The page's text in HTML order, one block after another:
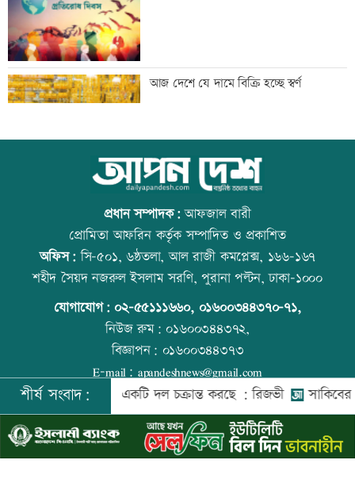
৬ জেলায় বজ্রসহ বৃষ্টির আভাস, নদীবন্দরে
সতর্কতা
অবশেষে দেশের বাহিরে টেস্ট জিতল পাকিস্তান
সাকিবের বাড়িতে হামলার পর অতিরিক্ত
পুলিশ মোতায়েন
আজ থেকে জুলাই স্মৃতি জাদুঘর সবার জন্য
উন্মুক্ত
পুড়ে যাওয়া এলএনজি টার্মিনাল চালু, গ্যাস
আজ দেশে যে দামে বিক্রি হচ্ছে স্বর্ণ
আজ বিশ্ব বন্ধু দিবস
প্রতিমন্ত্রীকে ঘিরে ভাইরাল ভিডিওতে ছবি
জুড়ে অপপ্রচার: এলিন
বিশ্ব মাতৃদুগ্ধ দিবস আজ
কোরআন-হাদিসে নামাজ না পড়ার শাস্তি
প্রধান সম্পাদক:আফজাল বারী
প্রোমিতা আফরিন কর্তৃক সম্পাদিত ও প্রকাশিত
অফিস:সি-৫০১, ৬ষ্ঠতলা, আল রাজী কমপ্লেক্স, ১৬৬-১৬৭
শহীদ সৈয়দ নজরুল ইসলাম সরণি, পুরানা পল্টন, ঢাকা-১০০০
যোগাযোগ: ০২-৫৫১১১৬৬০, ০১৬০০৩৪৪৩৭০-৭১,
নিউজ রুম:০১৬০০৩৪৪৩৭২,
বিজ্ঞাপন: ০১৬০০৩৪৪৩৭৩
E-mail: apandeshnews@gmail.com
©২০২৬ |আপন দেশ ডটকমকর্তৃক সর্বসত্ব ® সংরক্ষিত | উন্নয়নে
ইমিথমেকারস.কম
শীর্ষ সংবাদ:
দেশের বিরুদ্ধে একটি দল চক্রান্ত করছে : রিজভী সাকিবের